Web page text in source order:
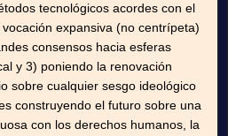
tecnológicos acordes con el
expansiva (no centrípeta)
consensos hacia esferas
y 3) poniendo la renovación
sobre cualquier sesgo ideológico
construyendo el futuro sobre una
con los derechos humanos, la